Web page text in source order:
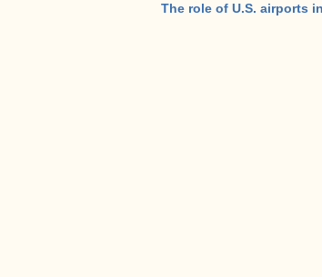
The role of U.S. airports